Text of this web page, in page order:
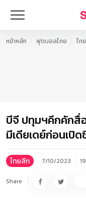
หน้าหลัก ฟุตบอลไทย ไท
บีจี ปทุมฯคึกคักสื่
มีเดียเดย์ก่อนเปิ
ไทยลีก 7/10/2023
Share